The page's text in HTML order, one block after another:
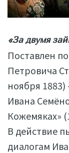
«За двумя
Поставлен
Петровича
ноября
Ивана
Кожемяках»
В действие
диалогам